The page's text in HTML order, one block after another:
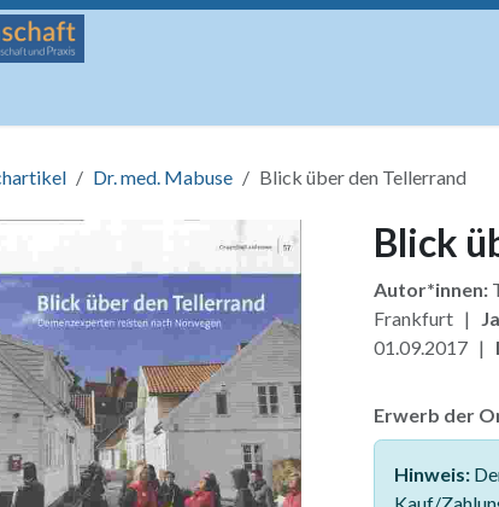
Dr. med. Mabuse Blick über den Tellerrand
Blick
Autor*innen:
Frankfurt |
01.09.2017 |
Erwerb der
Hinweis: